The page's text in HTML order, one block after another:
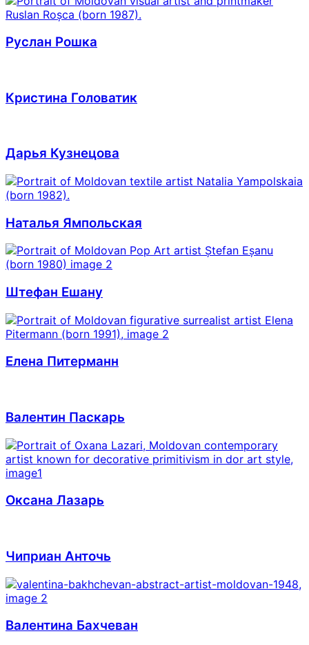
Руслан Рошка
Кристина Головатик
Дарья Кузнецова
Наталья Ямпольская
Штефан Ешану
Елена Питерманн
Валентин Паскарь
Оксана Лазарь
Чиприан Анточь
Валентина Бахчеван